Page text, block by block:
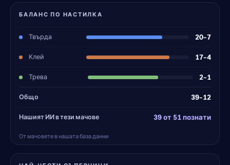
БАЛАНС ПО НАСТИЛКА
Твърда 20-7
Клей 17-4
Трева 2-1
Общо 39-12
Нашият ИИ в тези мачове 39 от 51 познати
От мачовете в нашата база данни